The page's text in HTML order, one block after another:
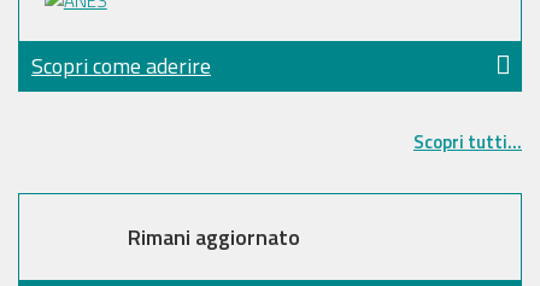
Scopri come aderire
Scopri tutti...
Rimani aggiornato